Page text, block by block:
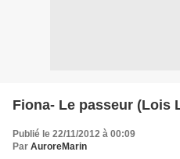
Fiona- Le passeur (Lois
Publié le 22/11/2012 à 00:09
Par AuroreMarin